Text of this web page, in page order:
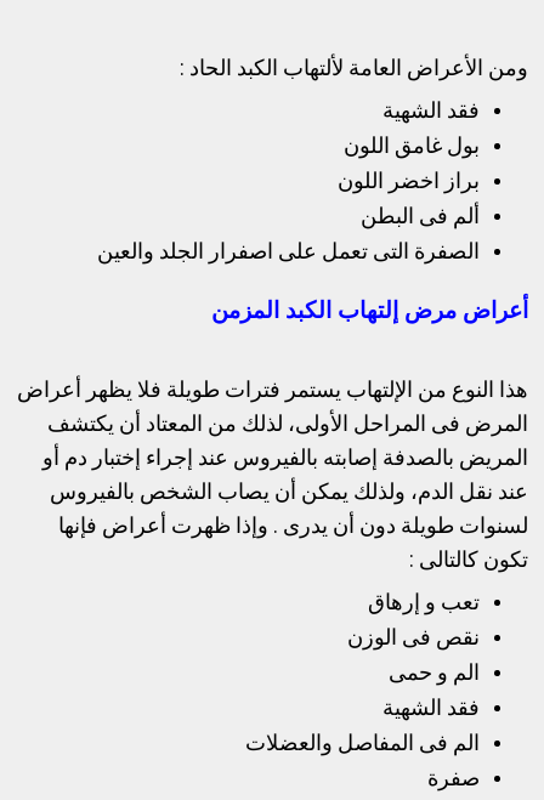
ومن الأعراض العامة لألتهاب الكبد الحاد :
فقد الشهية
بول غامق اللون
براز اخضر اللون
ألم فى البطن
الصفرة التى تعمل على اصفرار الجلد والعين
أعراض مرض إلتهاب الكبد المزمن
هذا النوع من الإلتهاب يستمر فترات طويلة فلا يظهر أعراض
المرض فى المراحل الأولى، لذلك من المعتاد أن يكتشف
المريض بالصدفة إصابته بالفيروس عند إجراء إختبار دم أو
عند نقل الدم، ولذلك يمكن أن يصاب الشخص بالفيروس
لسنوات طويلة دون أن يدرى . وإذا ظهرت أعراض فإنها
تكون كالتالى :
تعب و إرهاق
نقص فى الوزن
الم و حمى
فقد الشهية
الم فى المفاصل والعضلات
صفرة